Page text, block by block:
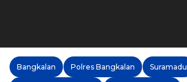
Bangkalan Polres Bangkalan Suramadu